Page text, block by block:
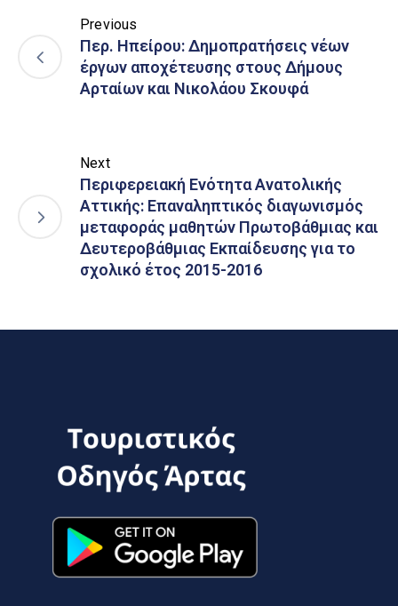
Previous
Περ. Ηπείρου: Δημοπρατήσεις νέων
έργων αποχέτευσης στους Δήμους
Αρταίων και Νικολάου Σκουφά
Next
Περιφερειακή Ενότητα Ανατολικής
Αττικής: Επαναληπτικός διαγωνισμός
μεταφοράς μαθητών Πρωτοβάθμιας και
Δευτεροβάθμιας Εκπαίδευσης για το
σχολικό έτος 2015-2016